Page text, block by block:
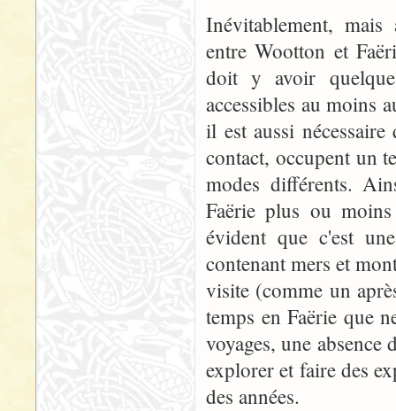
Inévitablement, mais
entre Wootton et
doit y avoir
accessibles au moins
il est aussi
contact, occupent un
modes différents.
Faërie plus ou
évident que c'est
contenant mers et
visite (comme un
temps en Faërie que
voyages, une
explorer et faire des
des années.